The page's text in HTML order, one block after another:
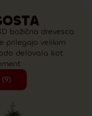
božična drevesca
prilegajo velikim
delovala kot